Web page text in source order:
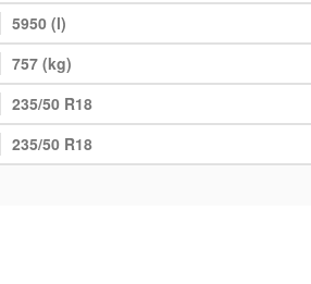
5950 (l)
757 (kg)
235/50 R18
235/50 R18